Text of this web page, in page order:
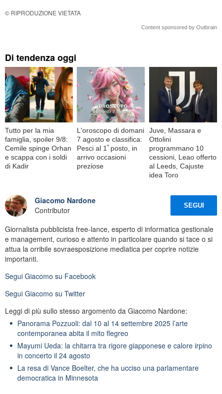
© RIPRODUZIONE VIETATA
Content sponsored by Outbrain
Di tendenza oggi
Tutto per la mia
famiglia, spoiler 9/8:
Cemile spinge Orhan
e scappa con i soldi
di Kadir
L'oroscopo di domani
7 agosto e classifica:
Pesci al 1ﾟposto, in
arrivo occasioni
preziose
Juve, Massara e
Ottolini
programmano 10
cessioni, Leao offerto
al Leeds, Cajuste
idea Toro
Giacomo Nardone
Contributor
SEGUI
Giornalista pubblicista free-lance, esperto di informatica gestionale
e management, curioso e attento in particolare quando si tace o si
attua la orribile sovraesposizione mediatica per coprire notizie
importanti.
Segui Giacomo su Facebook
Segui Giacomo su Twitter
Leggi di più sullo stesso argomento da Giacomo Nardone:
Panorama Pozzuoli: dal 10 al 14 settembre 2025 l’arte
contemporanea abita il mito flegreo
Mayumi Ueda: la chitarra tra rigore giapponese e calore irpino
in concerto il 24 agosto
La resa di Vance Boelter, che ha ucciso una parlamentare
democratica in Minnesota